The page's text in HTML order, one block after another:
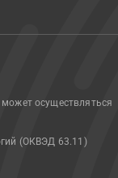
осуществляться
(ОКВЭД 63.11)